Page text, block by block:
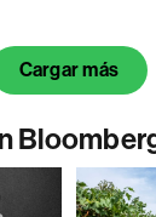
Cargar más